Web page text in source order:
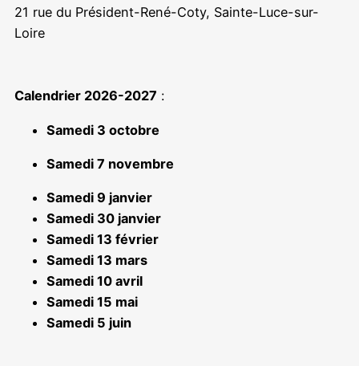
21 rue du Président-René-Coty, Sainte-Luce-sur-
Loire
Calendrier 2026-2027 :
Samedi 3 octobre
Samedi 7 novembre
Samedi 9 janvier
Samedi 30 janvier
Samedi 13 février
Samedi 13 mars
Samedi 10 avril
Samedi 15 mai
Samedi 5 juin